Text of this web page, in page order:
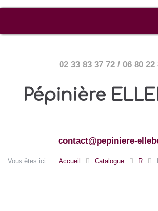
02 33 83 37 72 / 06 80 22
Pépinière
contact@pepiniere-
Vous êtes ici : Accueil Catalogue R